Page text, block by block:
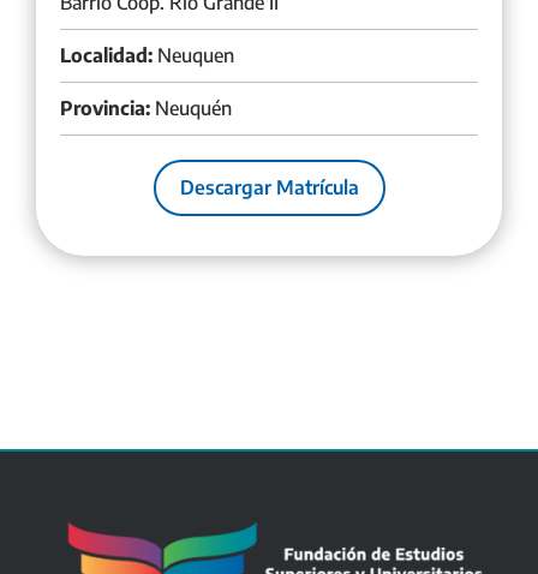
Localidad: Neuquen
Provincia: Neuquén
Descargar Matrícula